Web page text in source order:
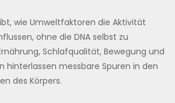
wie Umweltfaktoren die Aktivität
ohne die DNA selbst zu
Schlafqualität, Bewegung und
hinterlassen messbare Spuren in den
des Körpers.